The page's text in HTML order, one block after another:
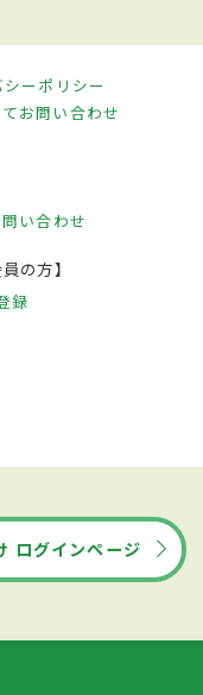
ーポリシー
お問い合わせ
い合わせ
の方】
録
ログインページ